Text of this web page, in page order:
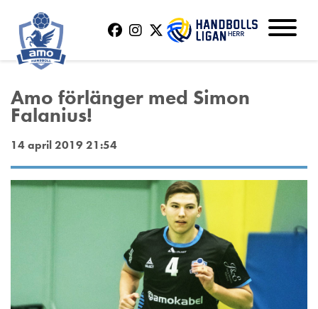
Amo förlänger med Simon
Falanius!
14 april 2019 21:54